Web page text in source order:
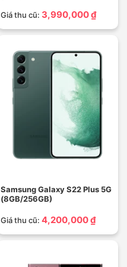
Giá thu cũ: 3,990,000 ₫
Samsung Galaxy S22 Plus 5G
(8GB/256GB)
Giá thu cũ: 4,200,000 ₫